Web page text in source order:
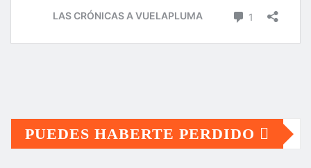
PUEDES HABERTE PERDIDO